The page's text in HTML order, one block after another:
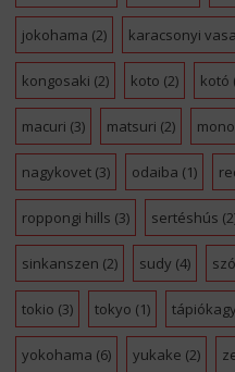
jokohama (2) karacsonyi
kongosaki (2) koto (2) kotó
macuri (3) matsuri (2)
nagykovet(3) odaiba (1)
roppongi hills (3) sertéshús
sinkanszen (2) sudy (4)
tokio (3) tokyo (1)
yokohama (6) yukake (2)